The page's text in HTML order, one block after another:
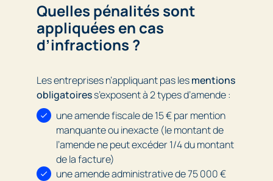
Quelles pénalités sont
appliquées en cas
d’infractions ?
Les entreprises n’appliquant pas lesmentions
obligatoiress’exposent à 2 types d’amende :
une amende fiscale de 15 € par mention
manquante ou inexacte (le montant de
l’amende ne peut excéder 1/4 du montant
de la facture)
une amende administrative de 75 000 €